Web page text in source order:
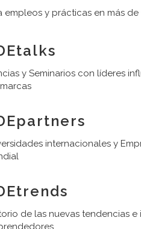
empleos y prácticas en más de
y Seminarios con líderes
internacionales y
de las nuevas tendencias e